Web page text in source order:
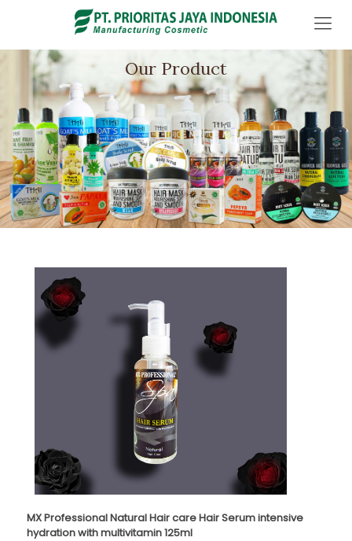
Our Product
MX Professional Natural Hair care Hair Serum intensive
hydration with multivitamin 125ml